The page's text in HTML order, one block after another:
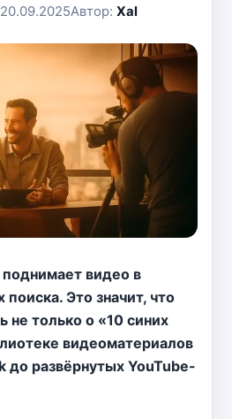
20.09.2025Автор: Xal
поднимает видео в
Это значит, что
не только о «10 синих
видеоматериалов
до развёрнутых YouTube-